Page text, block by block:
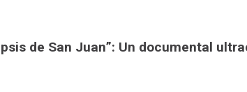
de San Juan”: Un documental